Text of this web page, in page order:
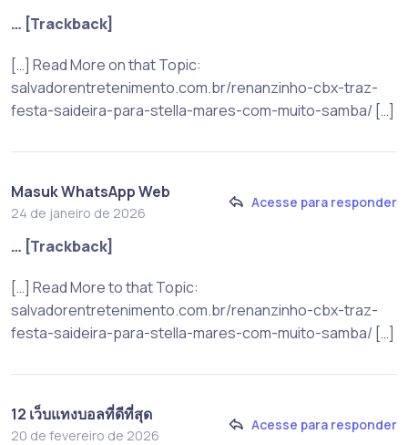
… [Trackback]
[…] Read More on that Topic:
salvadorentretenimento.com.br/renanzinho-cbx-traz-
festa-saideira-para-stella-mares-com-muito-samba/ […]
Masuk WhatsApp Web
24 de janeiro de 2026
Acesse para responder
… [Trackback]
[…] Read More to that Topic:
salvadorentretenimento.com.br/renanzinho-cbx-traz-
festa-saideira-para-stella-mares-com-muito-samba/ […]
12 เว็บแทงบอลที่ดีที่สุด
20 de fevereiro de 2026
Acesse para responder